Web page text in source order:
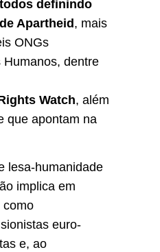
todos definindo
Apartheid, mais
ONGs
dentre
Watch, além
que apontam na
lesa-humanidade
implica em
como
euro-
e, ao